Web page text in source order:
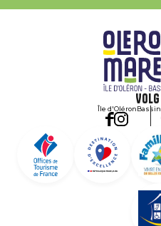
Île d'Oléron